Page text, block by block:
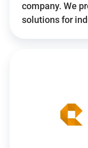
company. We
solutions for